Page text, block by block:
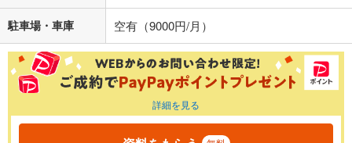
駐車場・車庫 空有（9000円/月）
詳細を見る